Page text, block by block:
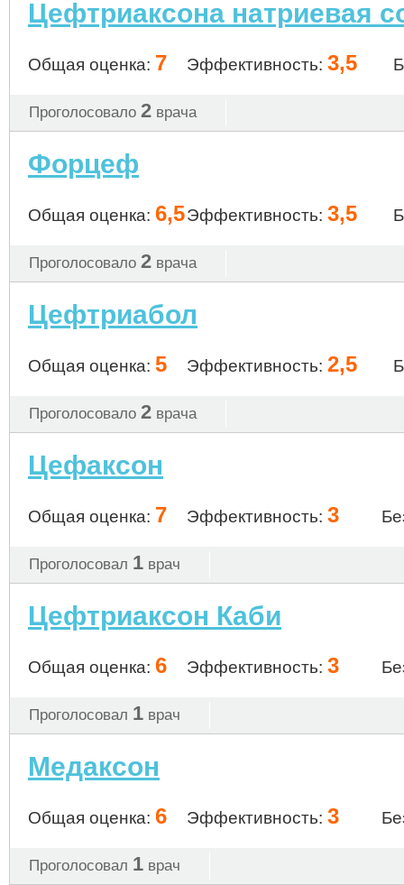
Цефтриаксона натриевая
Общая оценка: 7 Эффективность: 3,5
Проголосовало 2 врача
Форцеф
Общая оценка: 6,5Эффективность: 3,5
Проголосовало 2 врача
Цефтриабол
Общая оценка: 5 Эффективность: 2,5
Проголосовало 2 врача
Цефаксон
Общая оценка: 7 Эффективность: 3
Проголосовал 1 врач
Цефтриаксон Каби
Общая оценка: 6 Эффективность: 3
Проголосовал 1 врач
Медаксон
Общая оценка: 6 Эффективность: 3
Проголосовал 1 врач